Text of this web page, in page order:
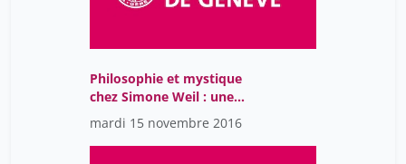
Philosophie et mystique
chez Simone Weil : une
double difficulté de
réception.
mardi 15 novembre 2016